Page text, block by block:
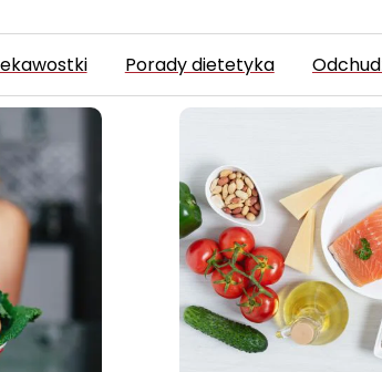
Porady dietetyka